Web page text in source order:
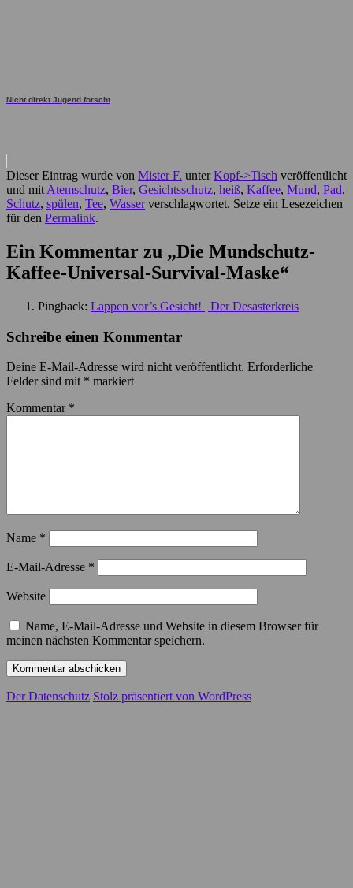
Nicht direkt Jugend forscht
Dieser Eintrag wurde von Mister F. unterKopf->Tisch veröffentlicht
und mit Atemschutz, Bier, Gesichtsschutz, heiß, Kaffee, Mund, Pad,
Schutz, spülen, Tee, Wasserverschlagwortet. Setze ein Lesezeichen
für den Permalink.
Ein Kommentar zu „Die Mundschutz-
Kaffee-Universal-Survival-Maske“
Pingback: Lappen vor’s Gesicht! | Der Desasterkreis
Schreibe einen Kommentar
Deine E-Mail-Adresse wird nicht veröffentlicht. Erforderliche
Felder sind mit * markiert
Kommentar *
Name *
E-Mail-Adresse *
Website
Name, E-Mail-Adresse und Website in diesem Browser für
meinen nächsten Kommentar speichern.
Der Datenschutz Stolz präsentiert von WordPress